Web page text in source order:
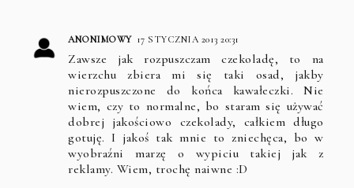
ANONIMOWY 17 STYCZNIA 2013 20:31
Zawsze jak rozpuszczam czekoladę, to na
wierzchu zbiera mi się taki osad, jakby
nierozpuszczone do końca kawałeczki. Nie
wiem, czy to normalne, bo staram się używać
dobrej jakościowo czekolady, całkiem długo
gotuję. I jakoś tak mnie to zniechęca, bo w
wyobraźni marzę o wypiciu takiej jak z
reklamy. Wiem, trochę naiwne :D